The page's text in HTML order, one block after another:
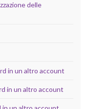
delle
in un altro account
in un altro account